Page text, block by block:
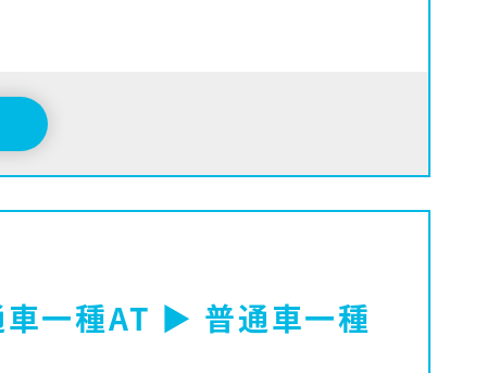
一種AT ▶ 普通車一種